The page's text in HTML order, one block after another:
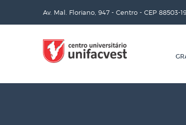
Av. Mal. Floriano, 947 - Centro - CEP 88503-